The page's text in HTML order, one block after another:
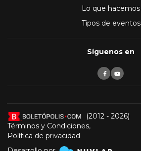
Lo que hacemos
Tipos de eventos
Síguenos en
(2012 - 2026)
Términos y Condiciones,
Política de privacidad